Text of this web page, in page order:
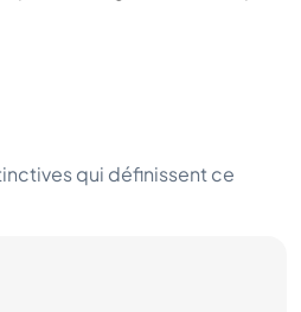
qui définissent ce